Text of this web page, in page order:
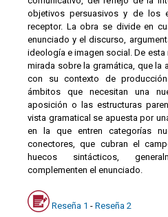
objetivos persuasivos y de los
receptor. La obra se divide en
enunciado y el discurso,
ideología e imagen social. De esta
mirada sobre la gramática, que la
con su contexto de
ámbitos que necesitan una
aposición o las estructuras
vista gramatical se apuesta por
en la que entren categorías
conectores, que cubran el
huecos sintácticos,
complementen el enunciado.
Reseña 1 - Reseña 2